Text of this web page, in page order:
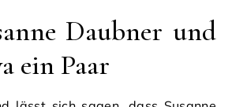
Daubner und
ein Paar